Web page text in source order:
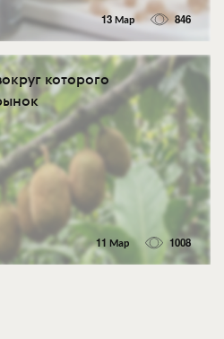
13 Мар 846
которого
11 Мар 1008